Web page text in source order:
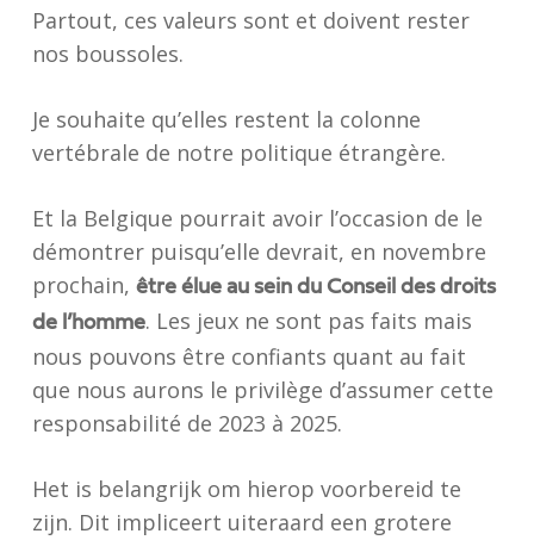
Partout, ces valeurs sont et doivent rester
nos boussoles.
Je souhaite qu’elles restent la colonne
vertébrale de notre politique étrangère.
Et la Belgique pourrait avoir l’occasion de le
démontrer puisqu’elle devrait, en novembre
prochain, être élue au sein du Conseil des droits
de l’homme. Les jeux ne sont pas faits mais
nous pouvons être confiants quant au fait
que nous aurons le privilège d’assumer cette
responsabilité de 2023 à 2025.
Het is belangrijk om hierop voorbereid te
zijn. Dit impliceert uiteraard een grotere